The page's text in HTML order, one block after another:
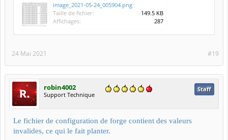
image_2021-05-24_005904.png
Taille de fichier:
149.5 KB
Affichages:
287
#19
24 Mai 2021
robin4002
Support Technique
Staff
Le fichier de configuration de forge contient des valeurs
invalides, ce qui le fait planter.